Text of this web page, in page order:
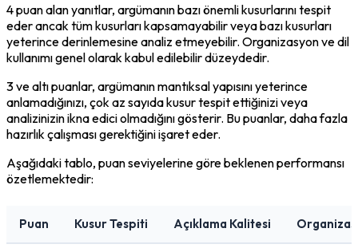
4 puan alan yanıtlar, argümanın bazı önemli kusurlarını tespit
eder ancak tüm kusurları kapsamayabilir veya bazı kusurları
yeterince derinlemesine analiz etmeyebilir. Organizasyon ve dil
kullanımı genel olarak kabul edilebilir düzeydedir.
3 ve altı puanlar, argümanın mantıksal yapısını yeterince
anlamadığınızı, çok az sayıda kusur tespit ettiğinizi veya
analizinizin ikna edici olmadığını gösterir. Bu puanlar, daha fazla
hazırlık çalışması gerektiğini işaret eder.
Aşağıdaki tablo, puan seviyelerine göre beklenen performansı
özetlemektedir:
Puan Kusur Tespiti Açıklama Kalitesi